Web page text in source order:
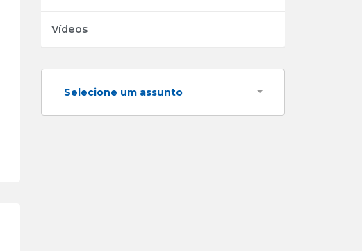
Vídeos
Selecione um assunto